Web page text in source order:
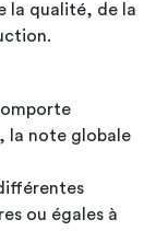
la qualité, de la
la note globale
ou égales à